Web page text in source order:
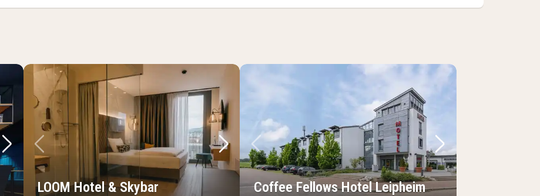
Næste billedeForrige billede
Næste billede
LOOM Hotel & Skybar
Forrige billede
Næste billede
Coffee Fellows Hotel Leipheim